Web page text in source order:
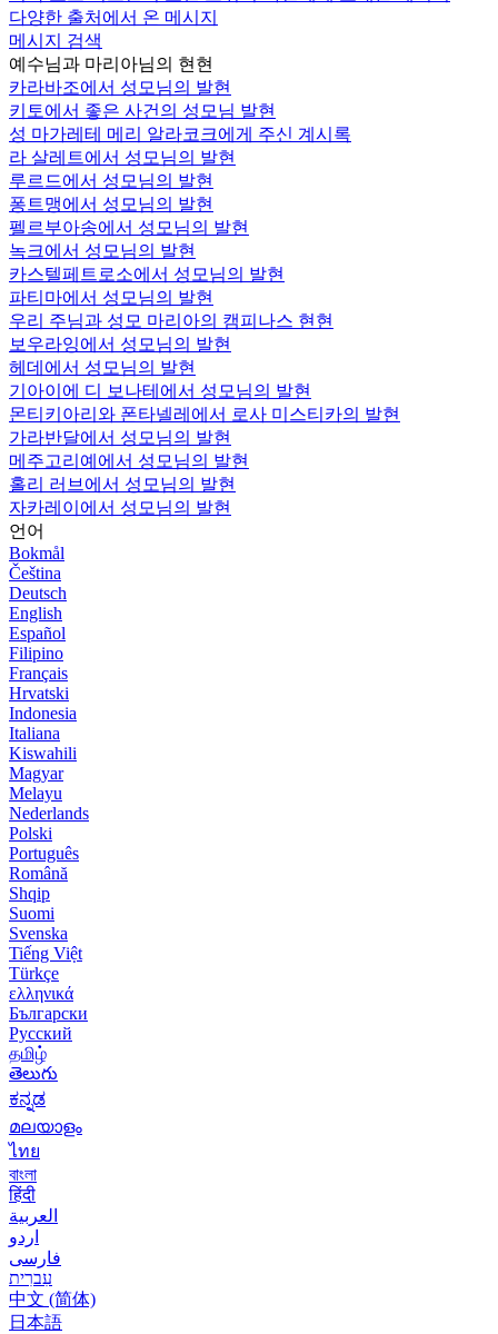
다양한 출처에서 온 메시지
메시지 검색
예수님과 마리아님의 현현
카라바조에서 성모님의 발현
키토에서 좋은 사건의 성모님 발현
성 마가레테 메리 알라코크에게 주신 계시록
라 살레트에서 성모님의 발현
루르드에서 성모님의 발현
퐁트맹에서 성모님의 발현
펠르부아송에서 성모님의 발현
녹크에서 성모님의 발현
카스텔페트로소에서 성모님의 발현
파티마에서 성모님의 발현
우리 주님과 성모 마리아의 캠피나스 현현
보우라잉에서 성모님의 발현
헤데에서 성모님의 발현
기아이에 디 보나테에서 성모님의 발현
몬티키아리와 폰타넬레에서 로사 미스티카의 발현
가라반달에서 성모님의 발현
메주고리예에서 성모님의 발현
홀리 러브에서 성모님의 발현
자카레이에서 성모님의 발현
언어
Bokmål
Čeština
Deutsch
English
Español
Filipino
Français
Hrvatski
Indonesia
Italiana
Kiswahili
Magyar
Melayu
Nederlands
Polski
Português
Română
Shqip
Suomi
Svenska
Tiếng Việt
Türkçe
ελληνικά
Български
Русский
தமிழ்
తెలుగు
ಕನ್ನಡ
മലയാളം
ไทย
বাংলা
हिंदी
العربية
اردو
فارسی
עִברִית
中文 (简体)
日本語